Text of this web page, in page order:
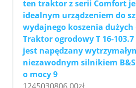
ten traktor z serii Comfort
idealnym urządzeniem do
wydajnego koszenia dużych
Traktor ogrodowy T 16-
jest napędzany
niezawodnym silnikiem
o mocy 9